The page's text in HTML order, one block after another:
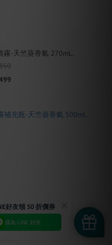
霧-天竺葵香氣 270mL.
好友領 50 折價券
成為 LINE 好友